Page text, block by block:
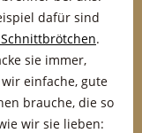
dafür sind
.
sie immer,
einfache, gute
brauche, die so
wir sie lieben: